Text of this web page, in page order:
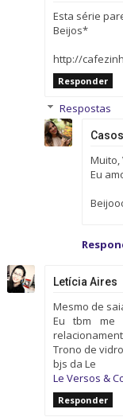
Esta série
Beijos*
http://
Responder
Respostas
Muito,
Eu
Letícia Aires
Mesmo de
Eu tbm me
Trono de
bjs da Le
Le Versos &
Responder